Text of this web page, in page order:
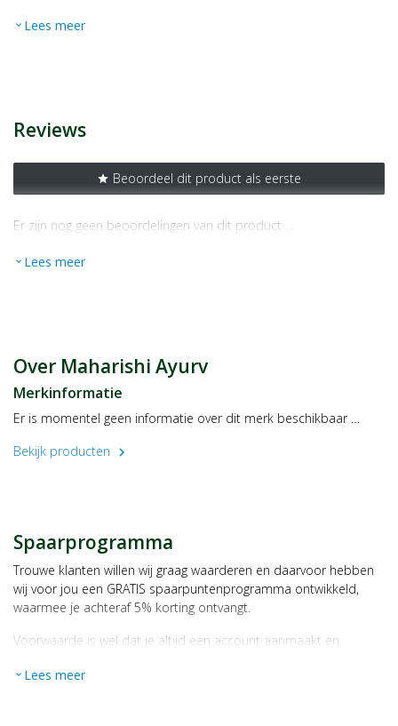
komijn*, gember*, geelwortel*, rietsuiker*, fenegriek*, asafoetida
Veldweg 33
expand_more Lees meer
Reviews
star Beoordeel dit product als eerste
Er zijn nog geen beoordelingen van dit product …
expand_more Lees meer
Over Maharishi Ayurv
Merkinformatie
Er is momentel geen informatie over dit merk beschikbaar …
Bekijk producten
chevron_right
Spaarprogramma
Trouwe klanten willen wij graag waarderen en daarvoor hebben
wij voor jou een GRATIS spaarpuntenprogramma ontwikkeld,
waarmee je achteraf 5% korting ontvangt.
Voorwaarde is wel dat je altijd een account aanmaakt en
Bij iedere bestelling ontvang je per bestede euro 1 spaarpunt,
expand_more Lees meer